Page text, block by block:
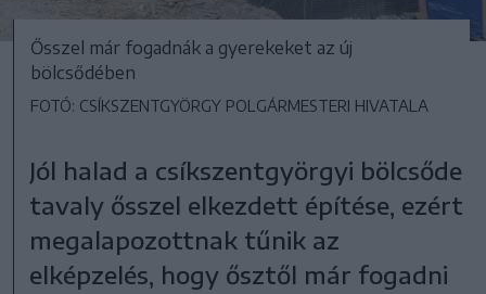
Ősszel már fogadnák a gyerekeket az új
bölcsődében
FOTÓ: CSÍKSZENTGYÖRGY POLGÁRMESTERI HIVATALA
Jól halad a csíkszentgyörgyi bölcsőde
tavaly ősszel elkezdett építése, ezért
megalapozottnak tűnik az
elképzelés, hogy ősztől már fogadni